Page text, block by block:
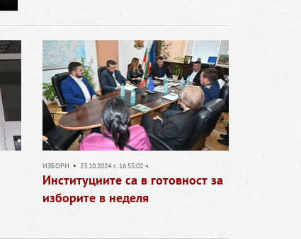
ИЗБОРИ • 23.10.2024 г. 16:55:02 ч.
Институциите са в готовност за
изборите в неделя